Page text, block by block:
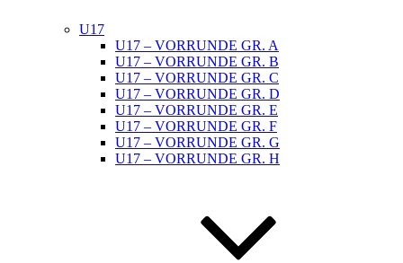
U17
U17 – VORRUNDE GR. A
U17 – VORRUNDE GR. B
U17 – VORRUNDE GR. C
U17 – VORRUNDE GR. D
U17 – VORRUNDE GR. E
U17 – VORRUNDE GR. F
U17 – VORRUNDE GR. G
U17 – VORRUNDE GR. H